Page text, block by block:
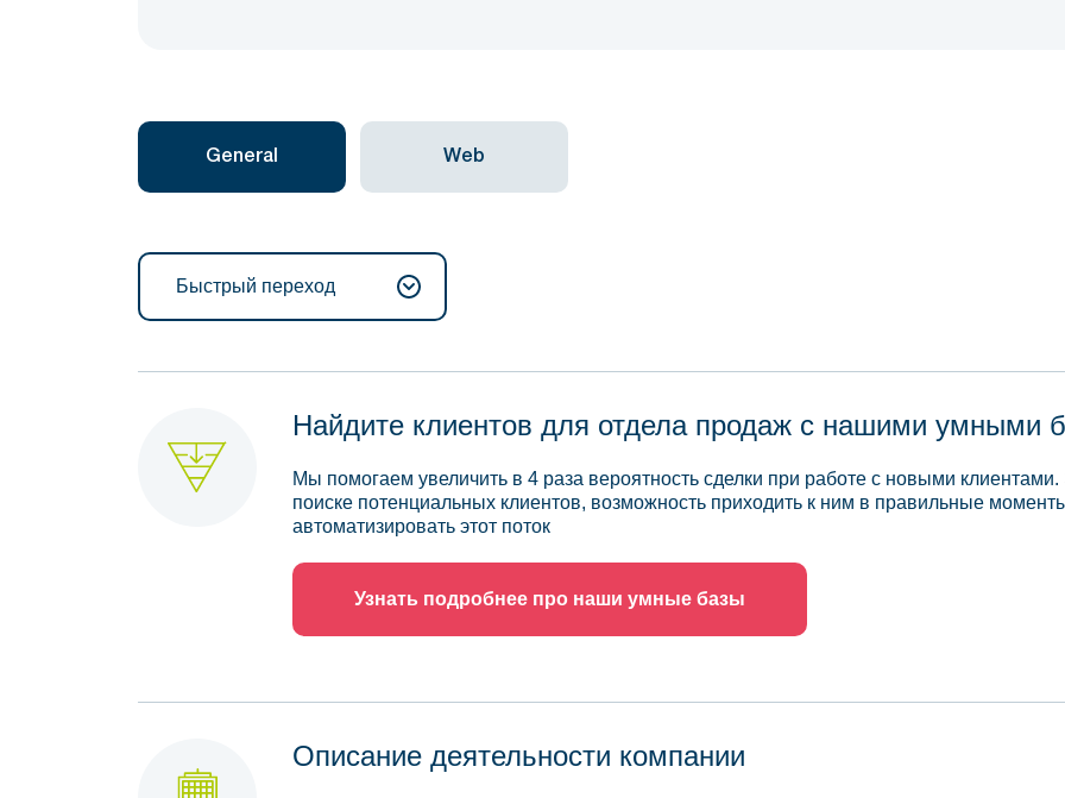
General Web
Быстрый переход
Найдите клиентов для отдела продаж с нашими умными
Мы помогаем увеличить в 4 раза вероятность сделки при работе с новыми
поиске потенциальных клиентов, возможность приходить к ним в правильные
автоматизировать этот поток
Узнать подробнее про наши умные базы
Описание деятельности компании